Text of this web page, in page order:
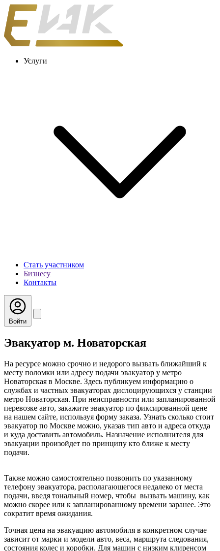
Услуги
Стать участником
Бизнесу
Контакты
Войти
Эвакуатор м. Новаторская
На ресурсе можно срочно и недорого вызвать ближайший к
месту поломки или адресу подачи эвакуатор у метро
Новаторская в Москве. Здесь публикуем информацию о
службах и частных эвакуаторах дислоцирующихся у станции
метро Новаторская. При неисправности или запланированной
перевозке авто, закажите эвакуатор по фиксированной цене
на нашем сайте, используя форму заказа. Узнать сколько стоит
эвакуатор по Москве можно, указав тип авто и адреса откуда
и куда доставить автомобиль. Назначение исполнителя для
эвакуации произойдет по принципу кто ближе к месту
подачи.
Также можно самостоятельно позвонить по указанному
телефону эвакуатора, располагающегося недалеко от места
подачи, введя тональный номер, чтобы вызвать машину, как
можно скорее или к запланированному времени заранее. Это
сократит время ожидания.
Точная цена на эвакуацию автомобиля в конкретном случае
зависит от марки и модели авто, веса, маршрута следования,
состояния колес и коробки. Для машин с низким клиренсом